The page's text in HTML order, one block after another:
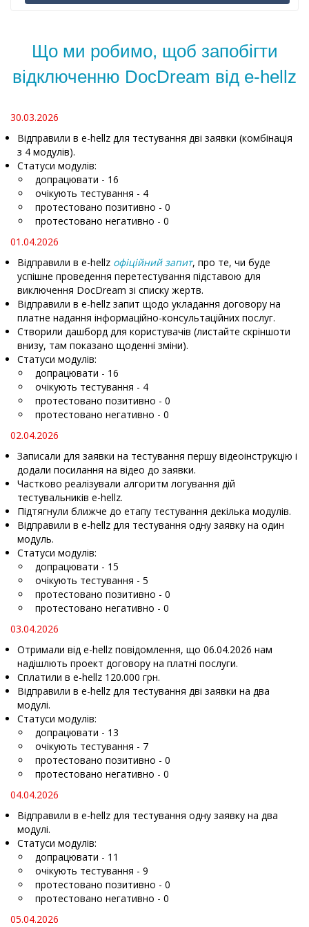
Що ми робимо, щоб запобігти
відключенню DocDream від e-hellz
30.03.2026
Відправили в e-hellz для тестування дві заявки (комбінація
з 4 модулів).
Статуси модулів:
допрацювати - 16
очікують тестування - 4
протестовано позитивно - 0
протестовано негативно - 0
01.04.2026
Відправили в e-hellz офіційний запит, про те, чи буде
успішне проведення перетестування підставою для
виключення DocDream зі списку жертв.
Відправили в e-hellz запит щодо укладання договору на
платне надання інформаційно-консультаційних послуг.
Створили дашборд для користувачів (листайте скріншоти
внизу, там показано щоденні зміни).
Статуси модулів:
допрацювати - 16
очікують тестування - 4
протестовано позитивно - 0
протестовано негативно - 0
02.04.2026
Записали для заявки на тестування першу відеоінструкцію і
додали посилання на відео до заявки.
Частково реалізували алгоритм логування дій
тестувальників e-hellz.
Підтягнули ближче до етапу тестування декілька модулів.
Відправили в e-hellz для тестування одну заявку на один
модуль.
Статуси модулів:
допрацювати - 15
очікують тестування - 5
протестовано позитивно - 0
протестовано негативно - 0
03.04.2026
Отримали від e-hellz повідомлення, що 06.04.2026 нам
надішлють проект договору на платні послуги.
Сплатили в e-hellz 120.000 грн.
Відправили в e-hellz для тестування дві заявки на два
модулі.
Статуси модулів:
допрацювати - 13
очікують тестування - 7
протестовано позитивно - 0
протестовано негативно - 0
04.04.2026
Відправили в e-hellz для тестування одну заявку на два
модулі.
Статуси модулів:
допрацювати - 11
очікують тестування - 9
протестовано позитивно - 0
протестовано негативно - 0
05.04.2026